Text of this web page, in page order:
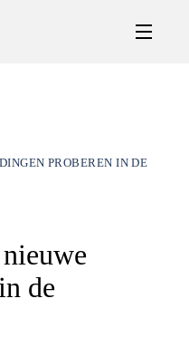
PROBEREN IN DE
de